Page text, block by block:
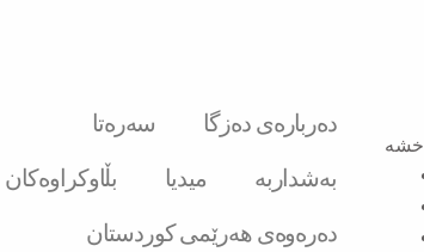
سەرەتا
دەربارەی دەزگا
بڵاوکراوەکان
میدیا
بەشداربە
دەرەوەی هەرێمی کوردستان